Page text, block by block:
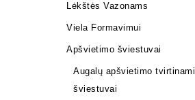
Lėkštės Vazonams
Viela Formavimui
Apšvietimo šviestuvai
Augalų apšvietimo tvirtinami
šviestuvai